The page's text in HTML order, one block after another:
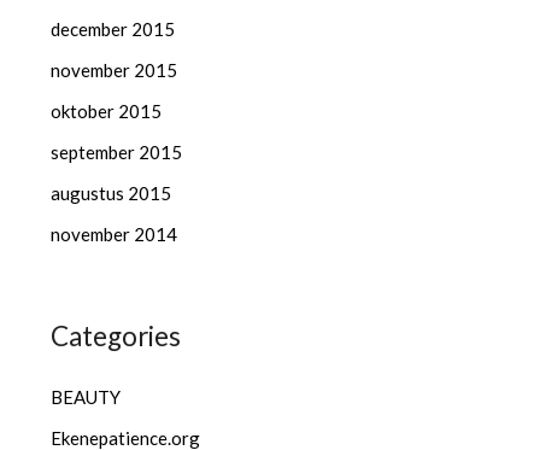
december 2015
november 2015
oktober 2015
september 2015
augustus 2015
november 2014
Categories
BEAUTY
Ekenepatience.org